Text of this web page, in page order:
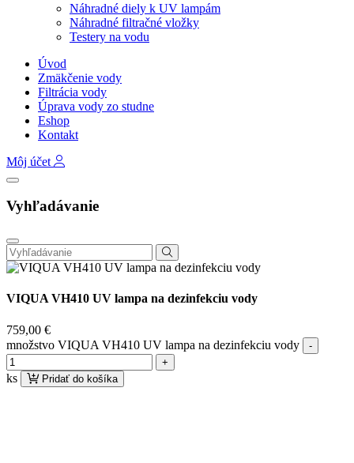
Náhradné diely k UV lampám
Náhradné filtračné vložky
Testery na vodu
Úvod
Zmäkčenie vody
Filtrácia vody
Úprava vody zo studne
Eshop
Kontakt
Môj účet
Vyhľadávanie
VIQUA VH410 UV lampa na dezinfekciu vody
759,00 €
množstvo VIQUA VH410 UV lampa na dezinfekciu vody
ks Pridať do košíka